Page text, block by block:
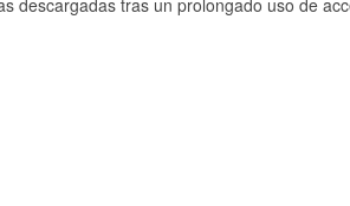
descargadas tras un prolongado uso de